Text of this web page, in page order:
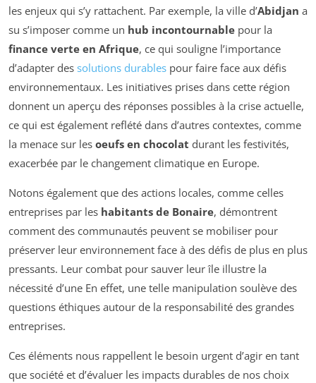
les enjeux qui s’y rattachent. Par exemple, la ville d’Abidjan a
su s’imposer comme un hub incontournable pour la
finance verte en Afrique, ce qui souligne l’importance
d’adapter des solutions durables pour faire face aux défis
environnementaux. Les initiatives prises dans cette région
donnent un aperçu des réponses possibles à la crise actuelle,
ce qui est également reflété dans d’autres contextes, comme
la menace sur les oeufs en chocolat durant les festivités,
exacerbée par le changement climatique en Europe.
Notons également que des actions locales, comme celles
entreprises par les habitants de Bonaire, démontrent
comment des communautés peuvent se mobiliser pour
préserver leur environnement face à des défis de plus en plus
pressants. Leur combat pour sauver leur île illustre la
nécessité d’une En effet, une telle manipulation soulève des
questions éthiques autour de la responsabilité des grandes
entreprises.
Ces éléments nous rappellent le besoin urgent d’agir en tant
que société et d’évaluer les impacts durables de nos choix